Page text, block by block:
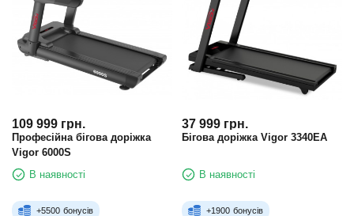
109 999 грн.
Професійна бігова доріжка
Vigor 6000S
В наявності
+5500 бонусів
37 999 грн.
Бігова доріжка Vigor 3340EA
В наявності
+1900 бонусів